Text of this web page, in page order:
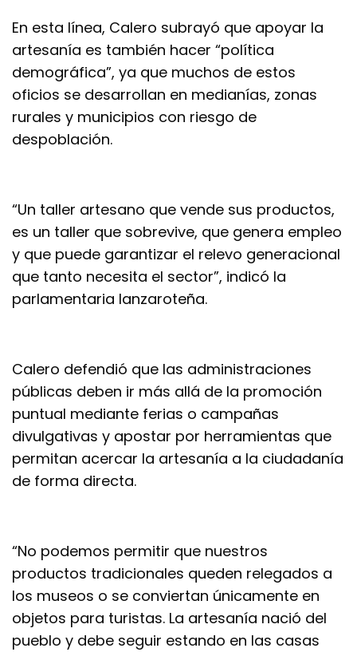
En esta línea, Calero subrayó que apoyar la
artesanía es también hacer “política
demográfica”, ya que muchos de estos
oficios se desarrollan en medianías, zonas
rurales y municipios con riesgo de
despoblación.
“Un taller artesano que vende sus productos,
es un taller que sobrevive, que genera empleo
y que puede garantizar el relevo generacional
que tanto necesita el sector”, indicó la
parlamentaria lanzaroteña.
Calero defendió que las administraciones
públicas deben ir más allá de la promoción
puntual mediante ferias o campañas
divulgativas y apostar por herramientas que
permitan acercar la artesanía a la ciudadanía
de forma directa.
“No podemos permitir que nuestros
productos tradicionales queden relegados a
los museos o se conviertan únicamente en
objetos para turistas. La artesanía nació del
pueblo y debe seguir estando en las casas